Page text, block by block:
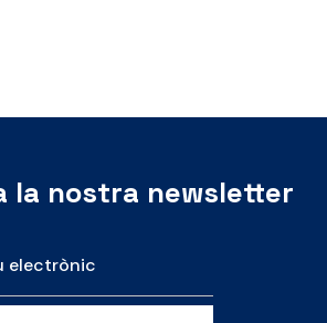
la nostra newsletter